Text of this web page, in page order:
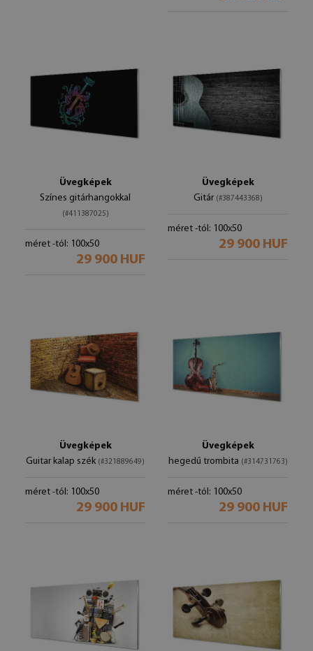
Üvegképek
Színes gitárhangokkal
(#411387025)
méret -tól: 100x50
29 900 HUF
Üvegképek
Gitár (#387443368)
méret -tól: 100x50
29 900 HUF
Üvegképek
Guitar kalap szék (#321889649)
méret -tól: 100x50
29 900 HUF
Üvegképek
hegedű trombita (#314731763)
méret -tól: 100x50
29 900 HUF